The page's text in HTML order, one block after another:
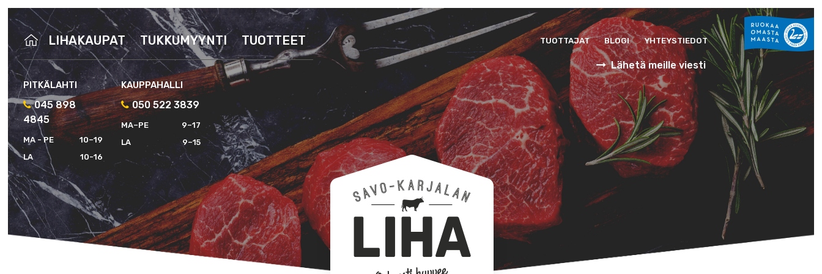
LIHAKAUPAT TUKKUMYYNTI TUOTTEET TUOTTAJAT BLOGI YHTEYSTIEDOT
Lähetä meille viesti
PITKÄLAHTI
045 898
4845
MA - PE
10–19
LA
10-16
KAUPPAHALLI
050 522 3839
MA–PE
9–17
LA
9–15